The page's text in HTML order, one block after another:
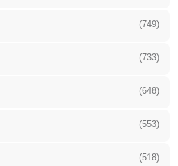
(749)
(733)
(648)
(553)
(518)